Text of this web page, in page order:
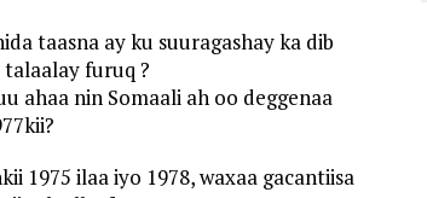
taasna ay ku suuragashay ka dib
furuq ?
ahaa nin Somaali ah oo deggenaa
1975 ilaa iyo 1978, waxaa gacantiisa